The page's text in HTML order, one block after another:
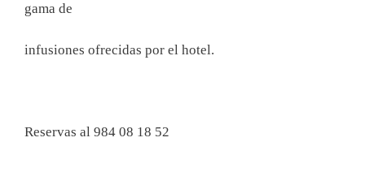
gama de
infusiones ofrecidas por el hotel.
Reservas al 984 08 18 52